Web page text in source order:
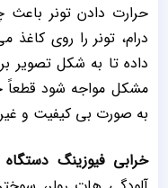
حرارت دادن تونر باعث
درام، تونر را روی
داده تا به شکل تصویر
مشکل مواجه شود قطعاً
به صورت بی کیفیت و
خرابی فیوزینگ